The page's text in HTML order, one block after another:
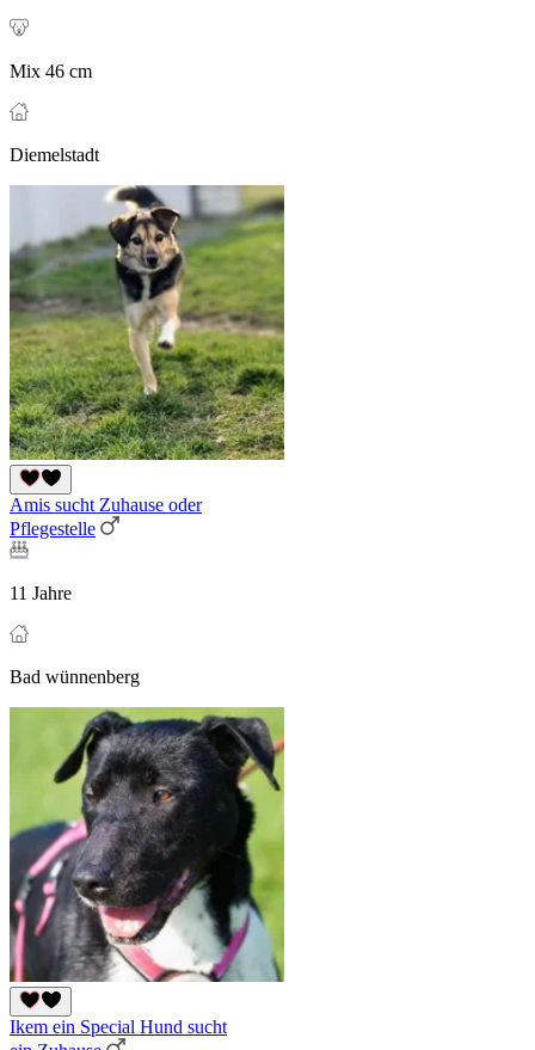
Mix 46 cm
Diemelstadt
Amis sucht Zuhause oder
Pflegestelle
11 Jahre
Bad wünnenberg
Ikem ein Special Hund sucht